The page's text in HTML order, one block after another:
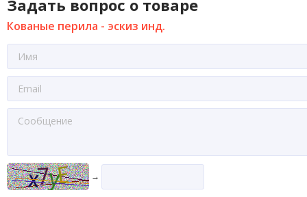
Задать вопрос о товаре
Кованые перила - эскиз инд.
→